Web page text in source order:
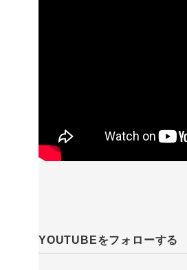
YOUTUBEをフォローする